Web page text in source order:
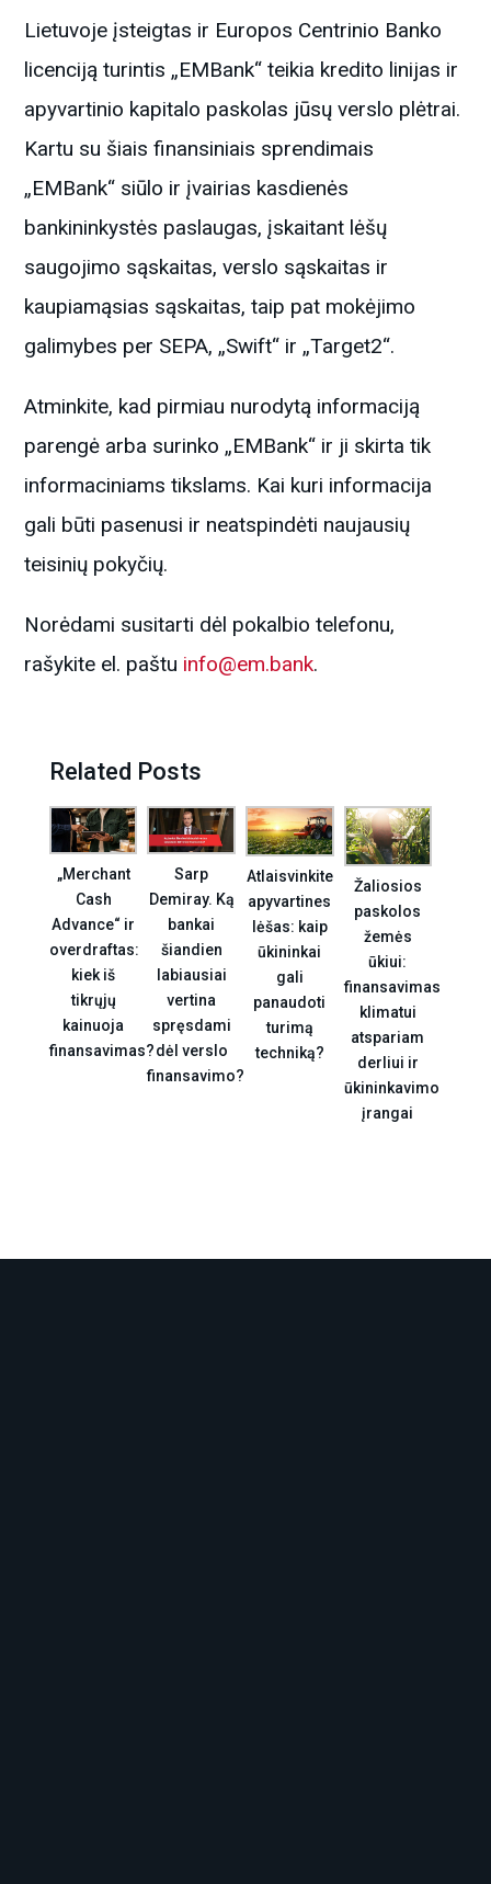
Lietuvoje įsteigtas ir Europos Centrinio Banko
licenciją turintis „EMBank“ teikia kredito linijas ir
apyvartinio kapitalo paskolas jūsų verslo plėtrai.
Kartu su šiais finansiniais sprendimais
„EMBank“ siūlo ir įvairias kasdienės
bankininkystės paslaugas, įskaitant lėšų
saugojimo sąskaitas, verslo sąskaitas ir
kaupiamąsias sąskaitas, taip pat mokėjimo
galimybes per SEPA, „Swift“ ir „Target2“.
Atminkite, kad pirmiau nurodytą informaciją
parengė arba surinko „EMBank“ ir ji skirta tik
informaciniams tikslams. Kai kuri informacija
gali būti pasenusi ir neatspindėti naujausių
teisinių pokyčių.
Norėdami susitarti dėl pokalbio telefonu,
rašykite el. paštu info@em.bank.
Related Posts
„Merchant
Cash
Advance“ ir
overdraftas:
kiek iš
tikrųjų
kainuoja
finansavimas?
Sarp
Demiray. Ką
bankai
šiandien
labiausiai
vertina
spręsdami
dėl verslo
finansavimo?
Atlaisvinkite
apyvartines
lėšas: kaip
ūkininkai
gali
panaudoti
turimą
techniką?
Žaliosios
paskolos
žemės
ūkiui:
finansavimas
klimatui
atspariam
derliui ir
ūkininkavimo
įrangai